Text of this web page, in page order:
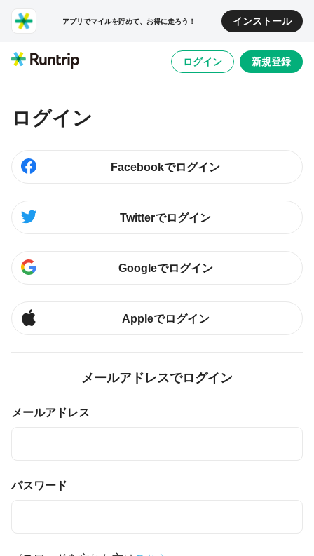
アプリでマイルを貯めて、お得に走ろう！ インストール
ログイン 新規登録
ログイン
Facebookでログイン
Twitterでログイン
Googleでログイン
Appleでログイン
メールアドレスでログイン
メールアドレス
パスワード